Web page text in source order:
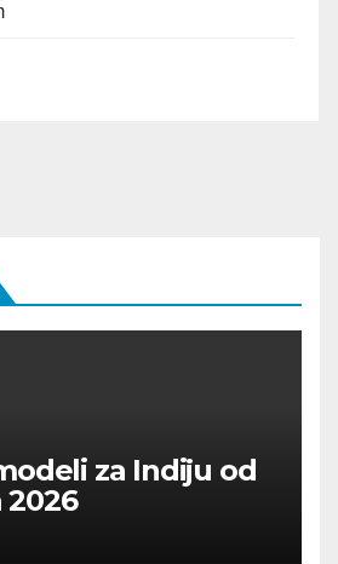
za Indiju od